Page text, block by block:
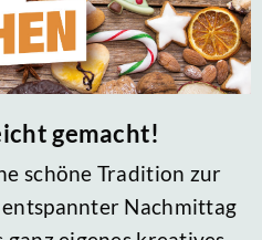
gemacht!
schöne Tradition zur
Nachmittag